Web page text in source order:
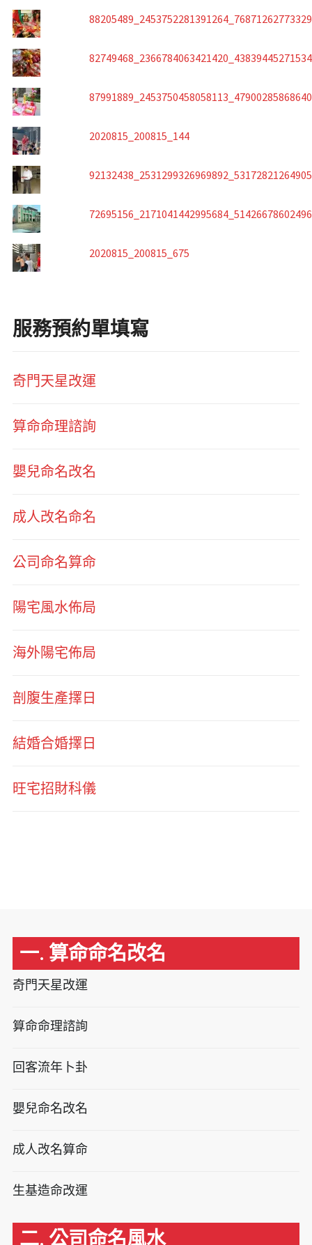
2020815_200815_144
2020815_200815_675
服務預約單填寫
奇門天星改運
算命命理諮詢
嬰兒命名改名
成人改名命名
公司命名算命
陽宅風水佈局
海外陽宅佈局
剖腹生產擇日
結婚合婚擇日
旺宅招財科儀
一. 算命命名改名
奇門天星改運
算命命理諮詢
回客流年卜卦
嬰兒命名改名
成人改名算命
生基造命改運
二. 公司命名風水